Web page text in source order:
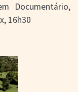
Documentário,
16h30